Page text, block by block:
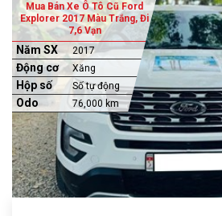
Mua Bán Xe Ô Tô Cũ Ford
Explorer 2017 Màu Trắng, Đi
7,6 Vạn
Năm SX 2017
Động cơ Xăng
Hộp số Số tự động
Odo 76,000 km